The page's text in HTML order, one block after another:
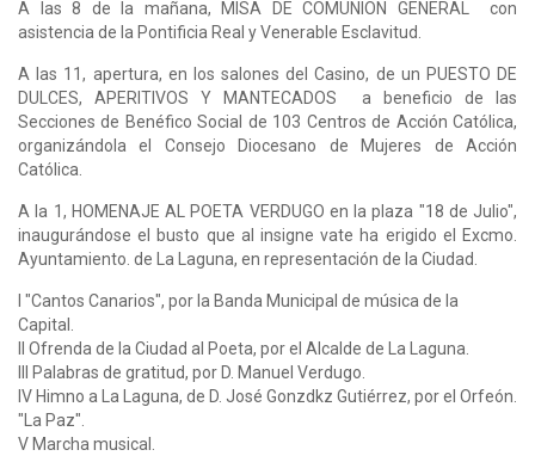
A las 8 de la mañana, MISA DE COMUNION GENERAL con
asistencia de la Pontificia Real y Venerable Esclavitud.
A las 11, apertura, en los salones del Casino, de un PUESTO DE
DULCES, APERITIVOS Y MANTECADOS a beneficio de las
Secciones de Benéfico Social de 103 Centros de Acción Católica,
organizándola el Consejo Diocesano de Mujeres de Acción
Católica.
A la 1, HOMENAJE AL POETA VERDUGO en la plaza "18 de Julio",
inaugurándose el busto que al insigne vate ha erigido el Excmo.
Ayuntamiento. de La Laguna, en representación de la Ciudad.
I "Cantos Canarios", por la Banda Municipal de música de la
Capital.
II Ofrenda de la Ciudad al Poeta, por el Alcalde de La Laguna.
III Palabras de gratitud, por D. Manuel Verdugo.
IV Himno a La Laguna, de D. José Gonzdkz Gutiérrez, por el Orfeón.
"La Paz".
V Marcha musical.